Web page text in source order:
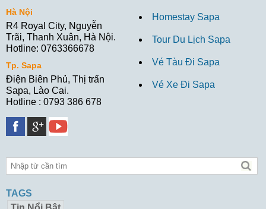
Hà Nội
R4 Royal City, Nguyễn
Trãi, Thanh Xuân, Hà Nội.
Hotline: 0763366678
Tp. Sapa
Điện Biên Phủ, Thị trấn
Sapa, Lào Cai.
Hotline : 0793 386 678
Homestay Sapa
Tour Du Lịch Sapa
Vé Tàu Đi Sapa
Vé Xe Đi Sapa
TAGS